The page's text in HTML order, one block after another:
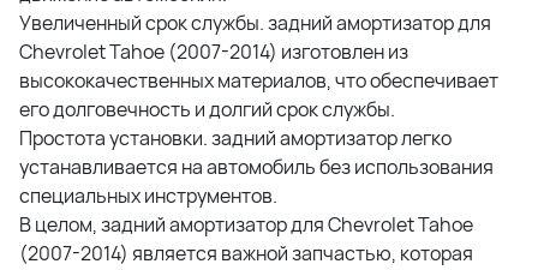
Увеличенный срок службы. задний амортизатор для
Chevrolet Tahoe (2007-2014) изготовлен из
высококачественных материалов, что обеспечивает
его долговечность и долгий срок службы.
Простота установки. задний амортизатор легко
устанавливается на автомобиль без использования
специальных инструментов.
В целом, задний амортизатор для Chevrolet Tahoe
(2007-2014) является важной запчастью, которая